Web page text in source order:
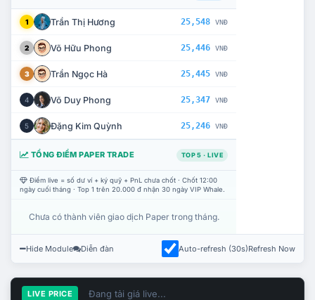
1 Trần Thị Hương 25,548 VNĐ
2 Võ Hữu Phong 25,446 VNĐ
3 Trần Ngọc Hà 25,445 VNĐ
4 Võ Duy Phong 25,347 VNĐ
5 Đặng Kim Quỳnh 25,246 VNĐ
TỔNG ĐIỂM PAPER TRADE TOP 5 · LIVE
Điểm live = số dư ví + ký quỹ + PnL chưa chốt · Chốt 12:00
ngày cuối tháng · Top 1 trên 20.000 đ nhận 30 ngày VIP Whale.
Chưa có thành viên giao dịch Paper trong tháng.
Hide Module Diễn đàn Auto-refresh (30s)Refresh Now
LIVE PRICE Đang tải giá live...